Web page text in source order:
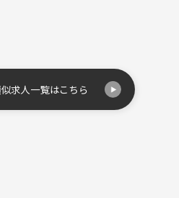
求人一覧はこちら